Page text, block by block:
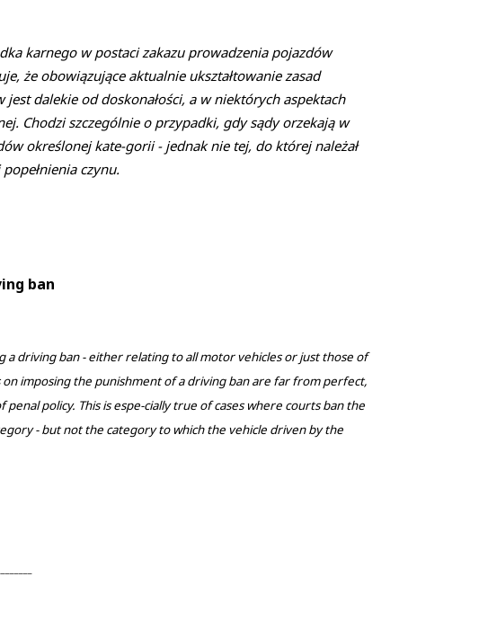
karnego w postaci zakazu prowadzenia pojazdów
że obowiązujące aktualnie ukształtowanie zasad
dalekie od doskonałości, a w niektórych aspektach
Chodzi szczególnie o przypadki, gdy sądy orzekają w
określonej kate-gorii - jednak nie tej, do której należał
czynu.
ban
driving ban - either relating to all motor vehicles or just those of
imposing the punishment of a driving ban are far from perfect,
policy. This is espe-cially true of cases where courts ban the
- but not the category to which the vehicle driven by the